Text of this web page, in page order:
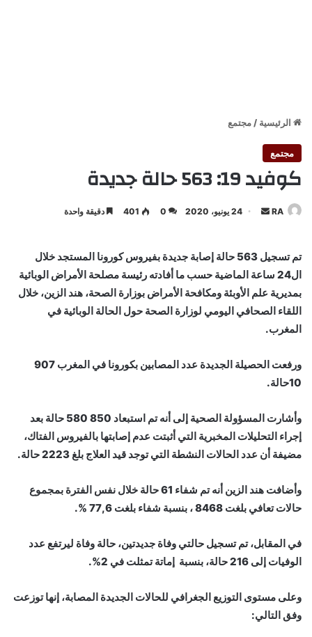
الرئيسية / مجتمع
مجتمع
كوفيد 19: 563 حالة جديدة
RA
أرسل 24 يونيو، 2020 0
401 دقيقة واحدة
تم تسجيل 563 حالة إصابة جديدة بفيروس كورونا المستجد خلال
ال24 ساعة الماضية حسب ما أفادته رئيسة مصلحة الأمراض الوبائية
بمديرية علم الأوبئة ومكافحة الأمراض بوزارة الصحة، هند الزين، خلال
اللقاء الصحافي اليومي لوزارة الصحة حول الحالة الوبائية في
المغرب.
ورفعت الحصيلة الجديدة عدد المصابين بكورونا في المغرب 907
10حالة.
وأشارت المسؤولة الصحية إلى أنه تم استبعاد 850 580 حالة بعد
إجراء التحليلات المخبرية التي أثبتت عدم إصابتها بالفيروس الفتاك،
مضيفة أن عدد الحالات النشطة التي توجد قيد العلاج بلغ 2223 حالة.
وأضافت هند الزين أنه تم شفاء 61 حالة خلال نفس الفترة بمجموع
حالات تعافي بلغت 8468 ، بنسبة شفاء بلغت 77,6 %.
في المقابل، تم تسجيل حالتي وفاة جديدتين، حالة وفاة ليرتفع عدد
الوفيات إلى 216 حالة، بنسبة إماتة تمثلت في 2%.
وعلى مستوى التوزيع الجغرافي للحالات الجديدة المصابة، إنها توزعت
وفق التالي: